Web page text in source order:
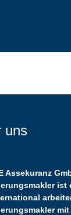
uns
Assekuranz
ist